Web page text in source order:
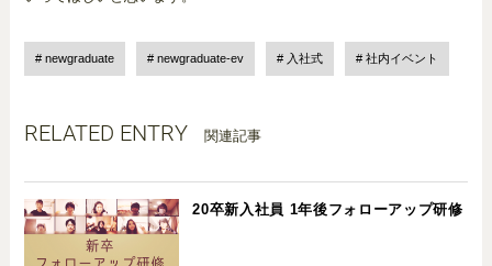
newgraduate newgraduate-ev 入社式 社内イベント
RELATED ENTRY 関連記事
20卒新入社員 1年後フォローアップ研修